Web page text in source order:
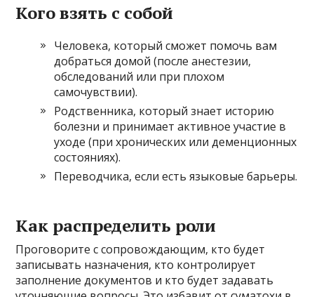
Кого взять с собой
Человека, который сможет помочь вам
добраться домой (после анестезии,
обследований или при плохом
самочувствии).
Родственника, который знает историю
болезни и принимает активное участие в
уходе (при хронических или деменционных
состояниях).
Переводчика, если есть языковые барьеры.
Как распределить роли
Проговорите с сопровождающим, кто будет
записывать назначения, кто контролирует
заполнение документов и кто будет задавать